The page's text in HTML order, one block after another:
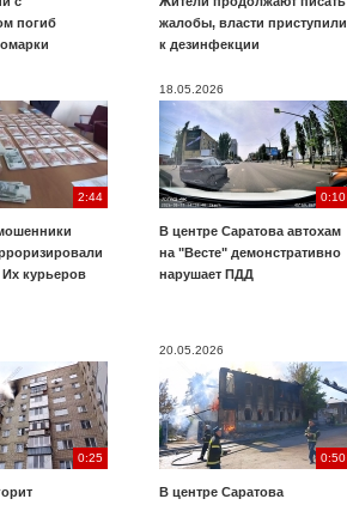
погиб
жалобы, власти приступили
к дезинфекции
2:44
курьеров
18.05.2026
0:10
В центре Саратова автохам
на "Весте" демонстративно
нарушает ПДД
0:25
20.05.2026
0:50
В центре Саратова